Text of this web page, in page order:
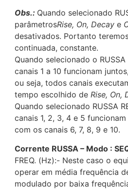
Obs.: Quando selecionado
parâmetrosRise, On, Decay e
desativados. Portanto
continuada, constante.
Quando selecionado o RUSSA
canais 1 a 10 funcionam
ou seja, todos canais
tempo escolhido de Rise, On,
Quando selecionado RUSSA
canais 1, 2, 3, 4 e 5
com os canais 6, 7, 8, 9 e 10.
Corrente RUSSA – Modo :
FREQ. (Hz):- Neste caso o
operar em média frequência
modulado por baixa